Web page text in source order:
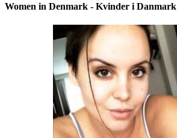
Women in Denmark - Kvinder i Danmark